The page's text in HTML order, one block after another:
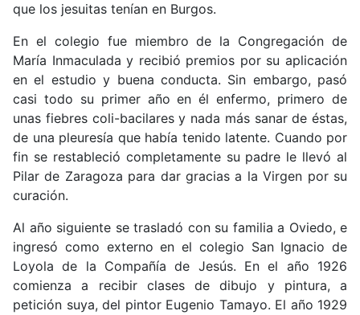
que los jesuitas tenían en Burgos.
En el colegio fue miembro de la Congregación de
María Inmaculada y recibió premios por su aplicación
en el estudio y buena conducta. Sin embargo, pasó
casi todo su primer año en él enfermo, primero de
unas fiebres coli-bacilares y nada más sanar de éstas,
de una pleuresía que había tenido latente. Cuando por
fin se restableció completamente su padre le llevó al
Pilar de Zaragoza para dar gracias a la Virgen por su
curación.
Al año siguiente se trasladó con su familia a Oviedo, e
ingresó como externo en el colegio San Ignacio de
Loyola de la Compañía de Jesús. En el año 1926
comienza a recibir clases de dibujo y pintura, a
petición suya, del pintor Eugenio Tamayo. El año 1929